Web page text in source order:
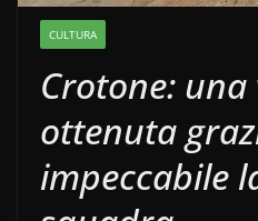
CULTURA
Crotone:
ottenuta
impeccabile